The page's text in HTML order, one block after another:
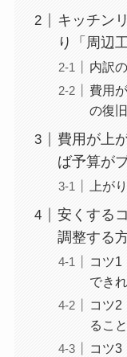
キッチン
り「周辺
内訳
費用
の復旧
費用が上
ば予算が
上が
安くする
調整する
コツ1
でき
コツ2
るこ
コツ3